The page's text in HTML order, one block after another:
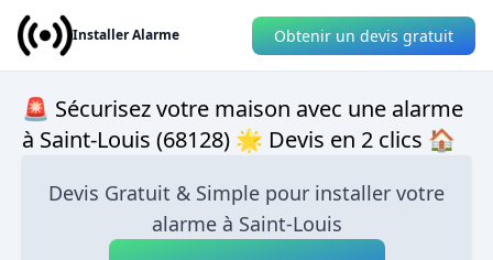
Installer Alarme Obtenir un devis gratuit
🚨 Sécurisez votre maison avec une alarme
à Saint-Louis (68128) 🌟 Devis en 2 clics 🏠
Devis Gratuit & Simple pour installer votre
alarme à Saint-Louis